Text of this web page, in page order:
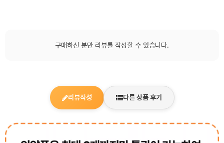
구매하신 분만 리뷰를 작성할 수 있습니다.
리뷰작성 다른 상품 후기